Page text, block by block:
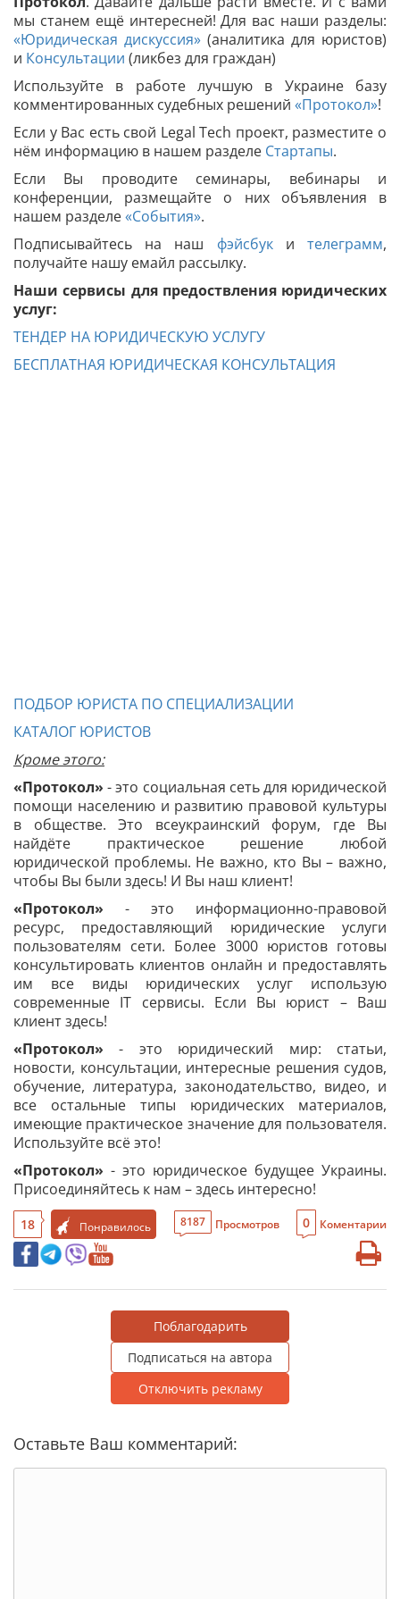
мы станем ещё интересней!Для вас наши разделы:
«Юридическая дискуссия» (аналитика для юристов)
и Консультации (ликбез для граждан)
Используйте в работе лучшую в Украине базу
комментированных судебных решений «Протокол»!
Если у Вас есть свой Legal Tech проект, разместите о
нём информацию в нашем разделе Стартапы.
Если Вы проводите семинары, вебинары и
конференции, размещайте о них объявления в
нашем разделе«События».
Подписывайтесь на наш фэйсбукителеграмм,
получайте нашу емайл рассылку.
Наши сервисы для предоствления юридических
услуг:
ТЕНДЕР НА ЮРИДИЧЕСКУЮ УСЛУГУ
БЕСПЛАТНАЯ ЮРИДИЧЕСКАЯ КОНСУЛЬТАЦИЯ
ПОДБОР ЮРИСТА ПО СПЕЦИАЛИЗАЦИИ
КАТАЛОГ ЮРИСТОВ
Кроме этого:
«Протокол» - это социальная сеть для юридической
помощи населению и развитию правовой культуры
в обществе. Это всеукраинский форум, где Вы
найдёте практическое решение любой
юридической проблемы. Не важно, кто Вы – важно,
чтобы Вы были здесь! И Вы наш клиент!
«Протокол» - это информационно-правовой
ресурс, предоставляющий юридические услуги
пользователям сети. Более 3000 юристов готовы
консультировать клиентов онлайн и предоставлять
им все виды юридических услуг использую
современные IT сервисы. Если Вы юрист – Ваш
клиент здесь!
«Протокол» - это юридический мир: статьи,
новости, консультации, интересные решения судов,
обучение, литература, законодательство, видео, и
все остальные типы юридических материалов,
имеющие практическое значение для пользователя.
Используйте всё это!
«Протокол» - это юридическое будущее Украины.
Присоединяйтесь к нам – здесь интересно!
18 Понравилось 8187 Просмотров 0 Коментарии
Поблагодарить
Подписаться на автора
Отключить рекламу
Оставьте Ваш комментарий: